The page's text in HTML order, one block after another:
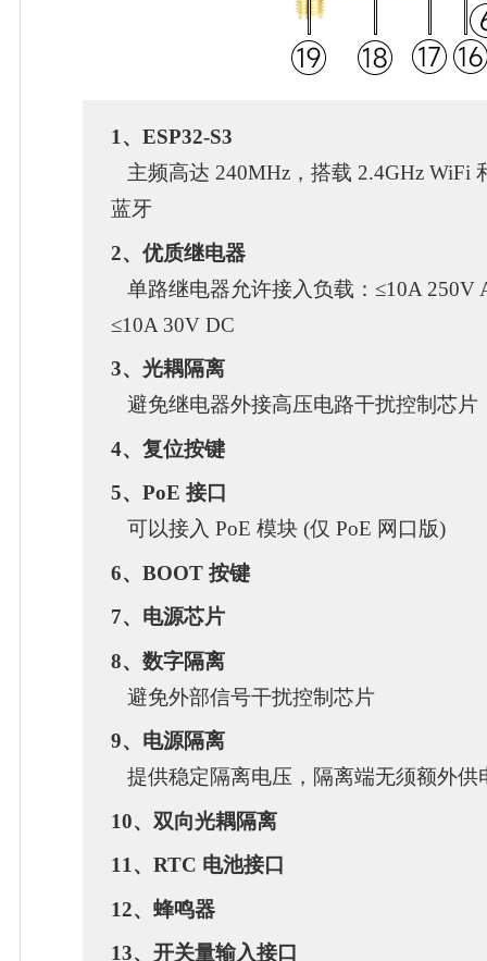
1、ESP32-S3
主频高达 240MHz，搭载 2.4GHz WiFi
蓝牙
2、优质继电器
单路继电器允许接入负载：≤10A 250V
≤10A 30V DC
3、光耦隔离
避免继电器外接高压电路干扰控制芯片
4、复位按键
5、PoE 接口
可以接入 PoE 模块 (仅 PoE 网口版)
6、BOOT 按键
7、电源芯片
8、数字隔离
避免外部信号干扰控制芯片
9、电源隔离
提供稳定隔离电压，隔离端无须额外供
10、双向光耦隔离
11、RTC 电池接口
12、蜂鸣器
13、开关量输入接口